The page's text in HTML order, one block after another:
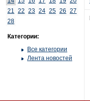
21 22 23 24 25 26 27
28
Категории:
Все категории
Лента новостей